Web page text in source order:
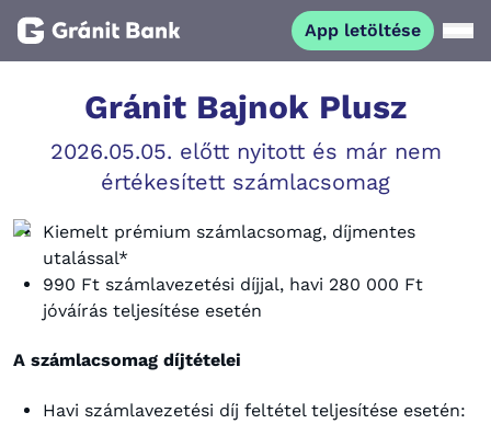
App letöltése
Magánszemélyeknek
Vállalkozásoknak
Fiataloknak
Befektetőknek
Kapcsolat
Gránit Bajnok Plusz
2026.05.05. előtt nyitott és már nem
értékesített számlacsomag
Kiemelt prémium számlacsomag, díjmentes
utalással*
990 Ft számlavezetési díjjal, havi 280 000 Ft
jóváírás teljesítése esetén
A számlacsomag díjtételei
Havi számlavezetési díj feltétel teljesítése esetén: